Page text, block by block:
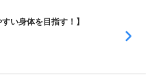
い身体を目指す！】